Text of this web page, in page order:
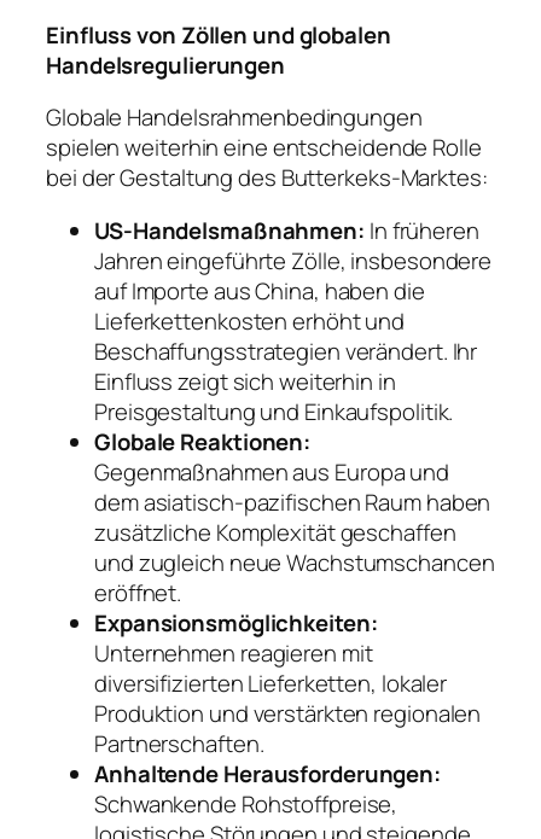
Einfluss von Zöllen und globalen
Handelsregulierungen
Globale Handelsrahmenbedingungen
spielen weiterhin eine entscheidende Rolle
bei der Gestaltung des Butterkeks-Marktes:
US-Handelsmaßnahmen: In früheren
Jahren eingeführte Zölle, insbesondere
auf Importe aus China, haben die
Lieferkettenkosten erhöht und
Beschaffungsstrategien verändert. Ihr
Einfluss zeigt sich weiterhin in
Preisgestaltung und Einkaufspolitik.
Globale Reaktionen:
Gegenmaßnahmen aus Europa und
dem asiatisch-pazifischen Raum haben
zusätzliche Komplexität geschaffen
und zugleich neue Wachstumschancen
eröffnet.
Expansionsmöglichkeiten:
Unternehmen reagieren mit
diversifizierten Lieferketten, lokaler
Produktion und verstärkten regionalen
Partnerschaften.
Anhaltende Herausforderungen:
Schwankende Rohstoffpreise,